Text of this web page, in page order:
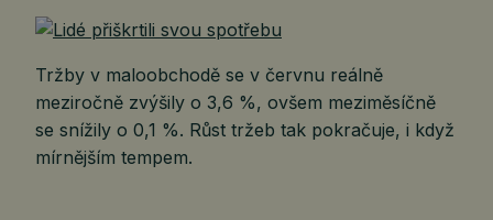
Tržby v maloobchodě se v červnu reálně
meziročně zvýšily o 3,6 %, ovšem meziměsíčně
se snížily o 0,1 %. Růst tržeb tak pokračuje, i když
mírnějším tempem.